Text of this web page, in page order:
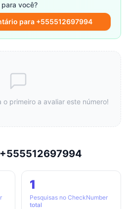
você?
para +555512697994
o primeiro a avaliar este número!
1
Pesquisas no CheckNumber
total